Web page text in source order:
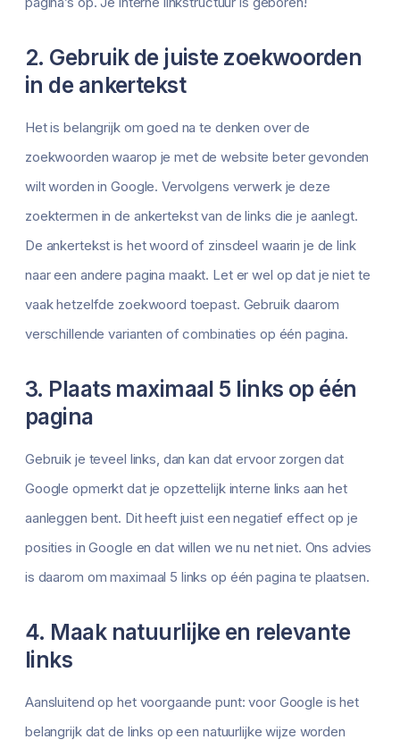
2. Gebruik de juiste zoekwoorden
in de ankertekst
Het is belangrijk om goed na te denken over de
zoekwoorden waarop je met de website beter gevonden
wilt worden in Google. Vervolgens verwerk je deze
zoektermen in de ankertekst van de links die je aanlegt.
De ankertekst is het woord of zinsdeel waarin je de link
naar een andere pagina maakt. Let er wel op dat je niet te
vaak hetzelfde zoekwoord toepast. Gebruik daarom
verschillende varianten of combinaties op één pagina.
3. Plaats maximaal 5 links op één
pagina
Gebruik je teveel links, dan kan dat ervoor zorgen dat
Google opmerkt dat je opzettelijk interne links aan het
aanleggen bent. Dit heeft juist een negatief effect op je
posities in Google en dat willen we nu net niet. Ons advies
is daarom om maximaal 5 links op één pagina te plaatsen.
4. Maak natuurlijke en relevante
links
Aansluitend op het voorgaande punt: voor Google is het
belangrijk dat de links op een natuurlijke wijze worden